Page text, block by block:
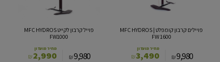
פויילים קרבון קומפלט MFC HYDROS |
FW 1600
מחיר מועדון
3,490
₪ 9,980
₪
פוייל קרבון לקייט MFC HYDROS
FW1000
מחיר מועדון
2,990
₪ 9,980
₪